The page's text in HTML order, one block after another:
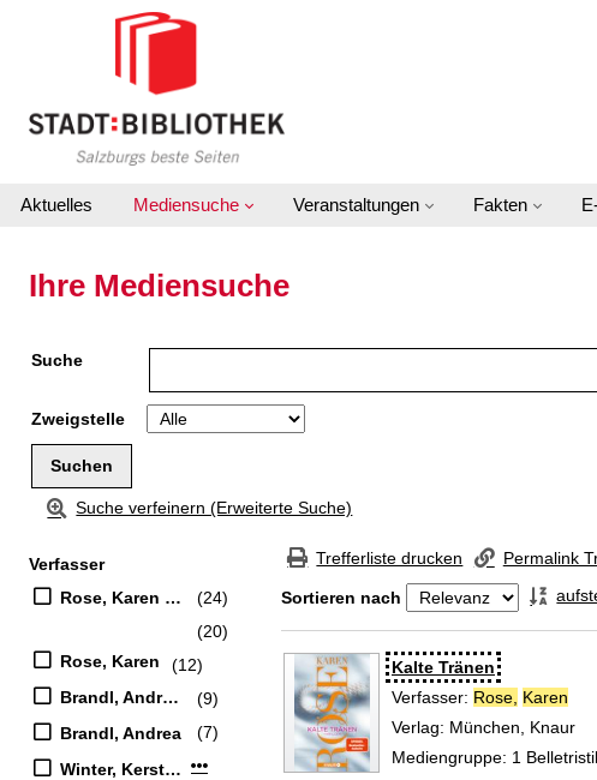
Zu den Suchfiltern springen
Zur Trefferliste springen
Aktuelles Mediensuche Veranstaltungen Fakten
Ihre Mediensuche
Suche
Zweigstelle
Suche verfeinern (Erweiterte Suche)
Suchfilter
Verfasser
Rose, Karen (Verfasser)
(24)
Rose, Karen
(20)
Brandl, Andrea (Übersetzer)
(12)
Brandl, Andrea
(9)
Winter, Kerstin (Übersetzer)
(7)
Mehr Verfasser-Filter anzeigen
Trefferliste drucken Permalink
Sortieren nach
Suchergebnis
Zu den Suchfiltern springen
Kalte Tränen
Verfasser: Rose, Karen
Verlag: München, Knaur
Mediengruppe: 1